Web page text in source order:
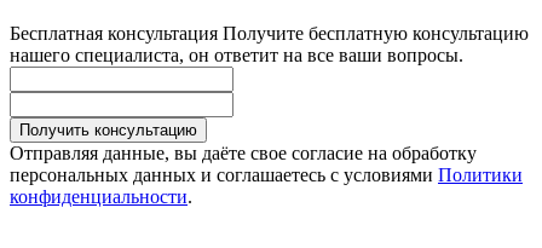
Бесплатная консультация Получите бесплатную консультацию
нашего специалиста, он ответит на все ваши вопросы.
Получить консультацию
Отправляя данные, вы даёте свое согласие на обработку
персональных данных и соглашаетесь с условиями Политики
конфиденциальности.